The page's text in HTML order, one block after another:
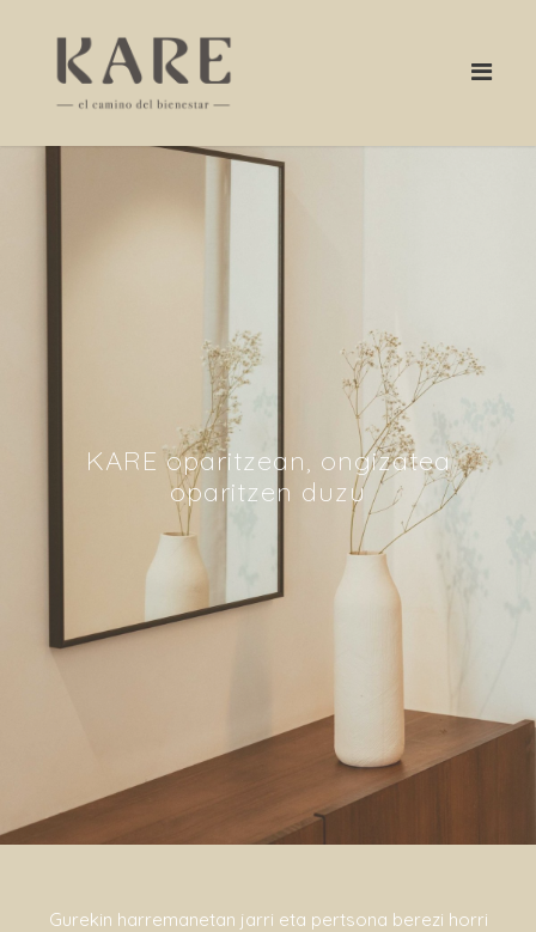
KARE oparitzean, ongizatea
oparitzen duzu
Gurekin harremanetan jarri eta pertsona berezi horri